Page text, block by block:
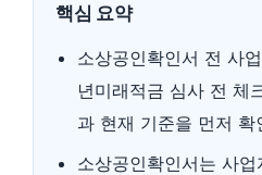
핵심 요약
소상공인확인서 전 사
년미래적금 심사 전 체
과 현재 기준을 먼저 확
소상공인확인서는 사